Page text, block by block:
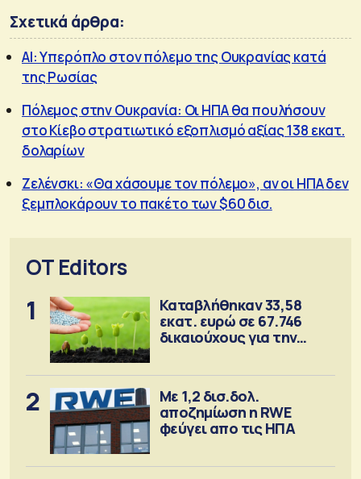
Σχετικά άρθρα:
AI: Υπερόπλο στον πόλεμο της Ουκρανίας κατά
της Ρωσίας
Πόλεμος στην Ουκρανία: Οι ΗΠΑ θα πουλήσουν
στο Κίεβο στρατιωτικό εξοπλισμό αξίας 138 εκατ.
δολαρίων
Ζελένσκι: «Θα χάσουμε τον πόλεμο», αν οι ΗΠΑ δεν
ξεμπλοκάρουν το πακέτο των $60 δισ.
OT Editors
1
Καταβλήθηκαν 33,58
εκατ. ευρώ σε 67.746
δικαιούχους για την
2
Με 1,2 δισ.δολ.
αποζημίωση η RWE
φεύγει απο τις ΗΠΑ